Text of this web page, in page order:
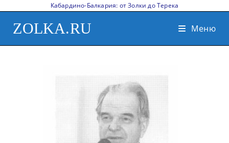
Кабардино-Балкария: от Золки до Терека
ZOLKA.RU Меню